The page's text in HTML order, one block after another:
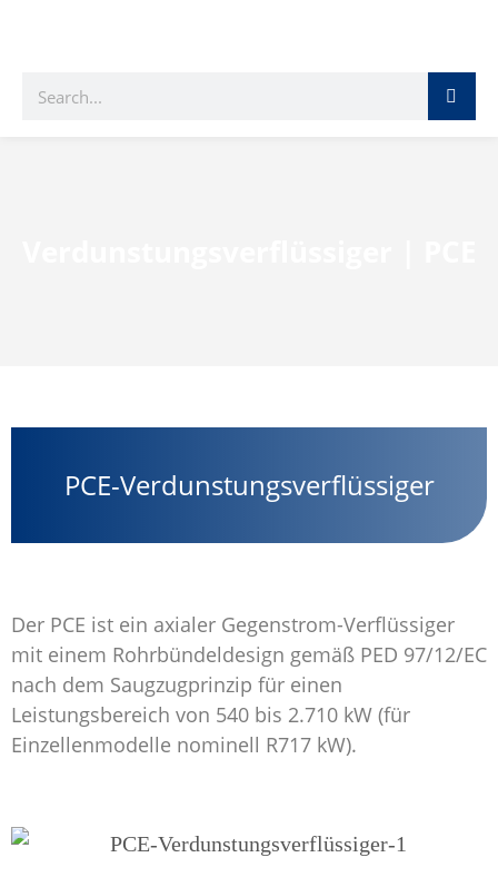
PCE-Verdunstungsverflüssiger
Der PCE ist ein axialer Gegenstrom-Verflüssiger
mit einem Rohrbündeldesign gemäß PED 97/12/EC
nach dem Saugzugprinzip für einen
Leistungsbereich von 540 bis 2.710 kW (für
Einzellenmodelle nominell R717 kW).